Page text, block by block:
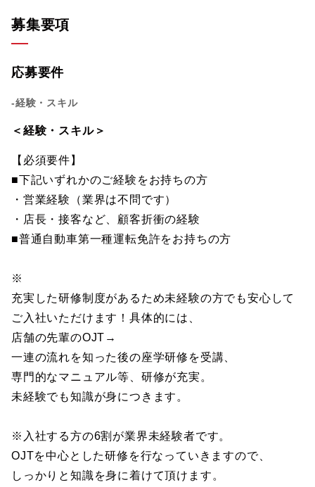
募集要項
応募要件
-経験・スキル
＜経験・スキル＞
【必須要件】
■下記いずれかのご経験をお持ちの方
・営業経験（業界は不問です）
・店長・接客など、顧客折衝の経験
■普通自動車第一種運転免許をお持ちの方
※
充実した研修制度があるため未経験の方でも安心して
ご入社いただけます！具体的には、
店舗の先輩のOJT→
一連の流れを知った後の座学研修を受講、
専門的なマニュアル等、研修が充実。
未経験でも知識が身につきます。
※入社する方の6割が業界未経験者です。
OJTを中心とした研修を行なっていきますので、
しっかりと知識を身に着けて頂けます。